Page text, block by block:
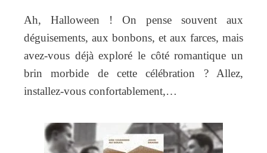
Ah, Halloween ! On pense souvent aux
déguisements, aux bonbons, et aux farces, mais
avez-vous déjà exploré le côté romantique un
brin morbide de cette célébration ? Allez,
installez-vous confortablement,…